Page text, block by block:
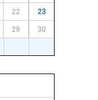
eta edukia
biltzeko eta
eta zertarako
eta beren
dira. Ikusi gure
22 23
29 30